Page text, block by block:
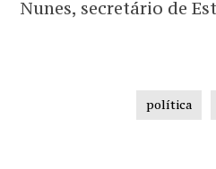
Nunes, secretário de
política